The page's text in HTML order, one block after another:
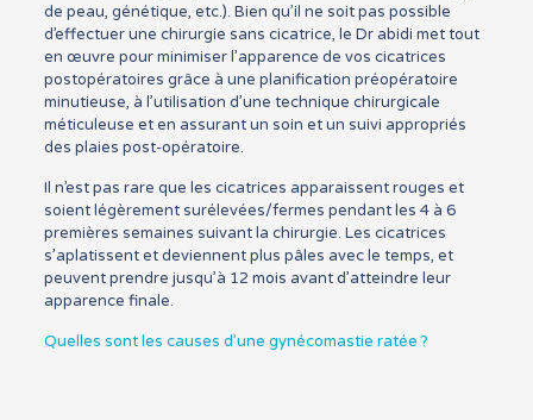
de peau, génétique, etc.). Bien qu’il ne soit pas possible
d’effectuer une chirurgie sans cicatrice, le Dr abidi met tout
en œuvre pour minimiser l’apparence de vos cicatrices
postopératoires grâce à une planification préopératoire
minutieuse, à l’utilisation d’une technique chirurgicale
méticuleuse et en assurant un soin et un suivi appropriés
des plaies post-opératoire.
Il n’est pas rare que les cicatrices apparaissent rouges et
soient légèrement surélevées/fermes pendant les 4 à 6
premières semaines suivant la chirurgie. Les cicatrices
s’aplatissent et deviennent plus pâles avec le temps, et
peuvent prendre jusqu’à 12 mois avant d’atteindre leur
apparence finale.
Quelles sont les causes d’une gynécomastie ratée ?